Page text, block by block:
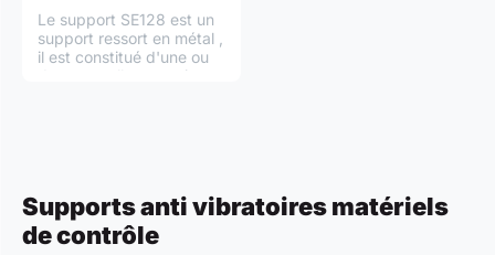
Le support SE128 est un
support ressort en métal ,
il est constitué d'une ou
deux semelles en acier
inox dans chaque ressort.
Suspensions Métalliques
Gamme Paulstra
Supports anti vibratoires matériels
de contrôle